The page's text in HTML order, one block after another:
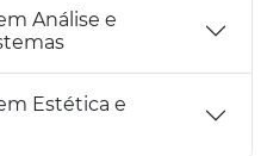
Análise e
Estética e